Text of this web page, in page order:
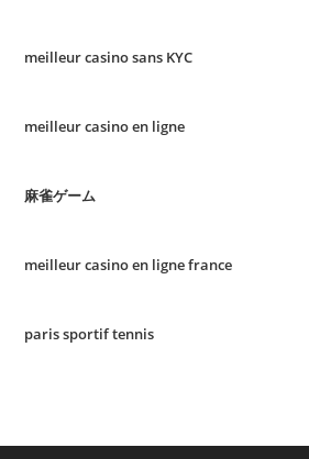
meilleur casino sans KYC
meilleur casino en ligne
麻雀ゲーム
meilleur casino en ligne france
paris sportif tennis